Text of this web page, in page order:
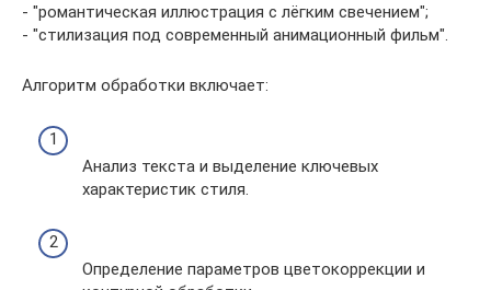
- "романтическая иллюстрация с лёгким свечением";
- "стилизация под современный анимационный фильм".
Алгоритм обработки включает:
Анализ текста и выделение ключевых
характеристик стиля.
Определение параметров цветокоррекции и